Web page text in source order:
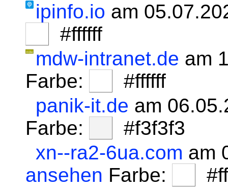
ipinfo.io am
#ffffff
mdw-intranet.de am
Farbe:
#ffffff
panik-it.de am
Farbe:
#f3f3f3
xn--ra2-6ua.com am
ansehen Farbe: